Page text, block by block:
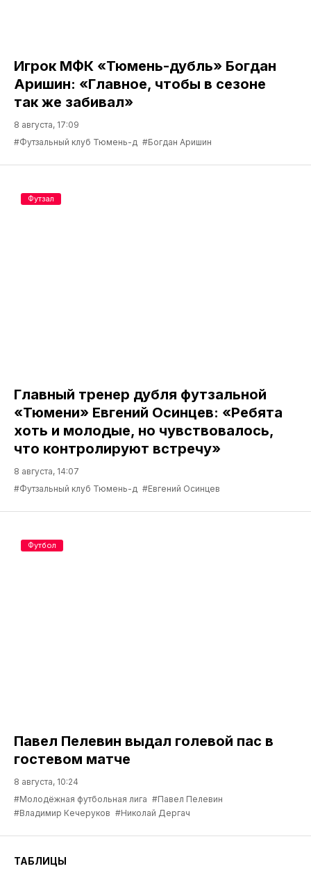
Игрок МФК «Тюмень-дубль» Богдан
Аришин: «Главное, чтобы в сезоне
так же забивал»
8 августа, 17:09
#Футзальный клуб Тюмень-д #Богдан Аришин
Главный тренер дубля футзальной
«Тюмени» Евгений Осинцев: «Ребята
хоть и молодые, но чувствовалось,
что контролируют встречу»
8 августа, 14:07
#Футзальный клуб Тюмень-д #Евгений Осинцев
Футзал
Павел Пелевин выдал голевой пас в
гостевом матче
8 августа, 10:24
#Молодёжная футбольная лига #Павел Пелевин
#Владимир Кечеруков #Николай Дергач
Футбол
ТАБЛИЦЫ